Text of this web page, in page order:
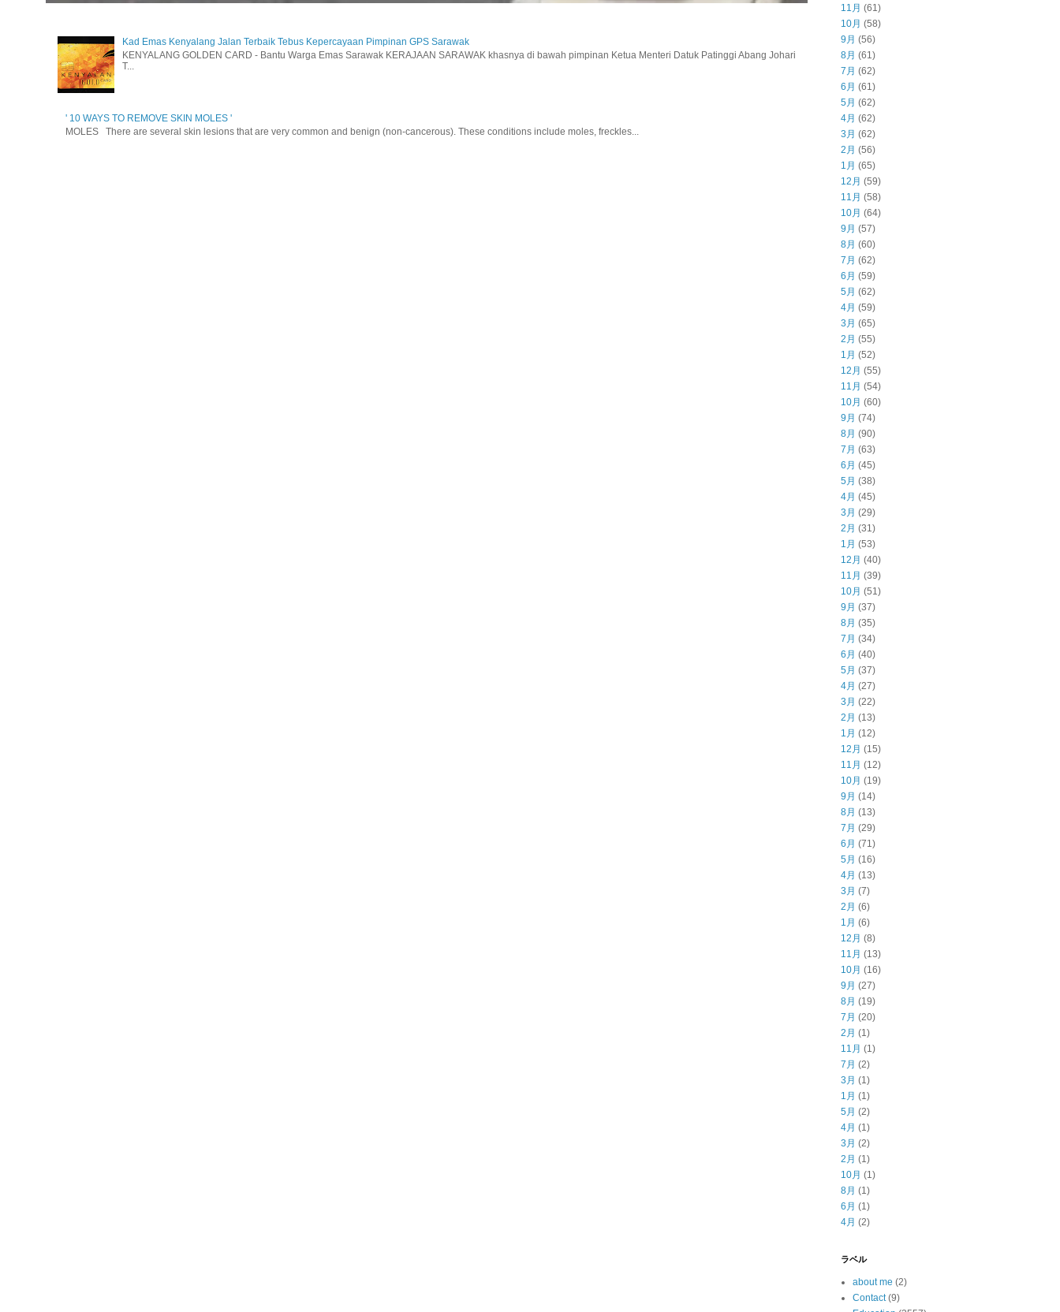
Kad Emas Kenyalang Jalan Terbaik Tebus Kepercayaan Pimpinan GPS Sarawak
KENYALANG GOLDEN CARD - Bantu Warga Emas Sarawak KERAJAAN SARAWAK khasnya di bawah pimpinan Ketua Menteri Datuk Patinggi Abang Johari
T...
' 10 WAYS TO REMOVE SKIN MOLES '
MOLES There are several skin lesions that are very common and benign (non-cancerous). These conditions include moles, freckles...
11月 (61)
10月 (58)
9月 (56)
8月 (61)
7月 (62)
6月 (61)
5月 (62)
4月 (62)
3月 (62)
2月 (56)
1月 (65)
12月 (59)
11月 (58)
10月 (64)
9月 (57)
8月 (60)
7月 (62)
6月 (59)
5月 (62)
4月 (59)
3月 (65)
2月 (55)
1月 (52)
12月 (55)
11月 (54)
10月 (60)
9月 (74)
8月 (90)
7月 (63)
6月 (45)
5月 (38)
4月 (45)
3月 (29)
2月 (31)
1月 (53)
12月 (40)
11月 (39)
10月 (51)
9月 (37)
8月 (35)
7月 (34)
6月 (40)
5月 (37)
4月 (27)
3月 (22)
2月 (13)
1月 (12)
12月 (15)
11月 (12)
10月 (19)
9月 (14)
8月 (13)
7月 (29)
6月 (71)
5月 (16)
4月 (13)
3月 (7)
2月 (6)
1月 (6)
12月 (8)
11月 (13)
10月 (16)
9月 (27)
8月 (19)
7月 (20)
2月 (1)
11月 (1)
7月 (2)
3月 (1)
1月 (1)
5月 (2)
4月 (1)
3月 (2)
2月 (1)
10月 (1)
8月 (1)
6月 (1)
4月 (2)
ラベル
about me (2)
Contact (9)